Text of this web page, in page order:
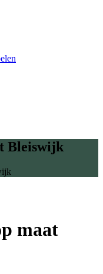
Bleiswijk
maat